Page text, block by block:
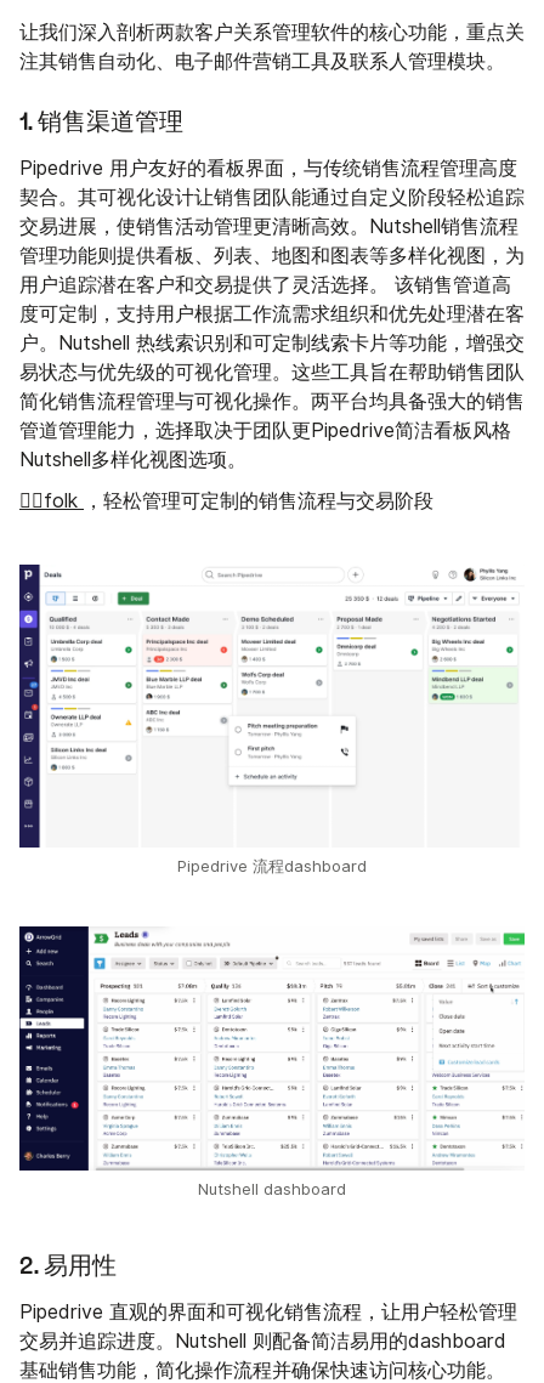
让我们深入剖析两款客户关系管理软件的核心功能，重点关
注其销售自动化、电子邮件营销工具及联系人管理模块。
1. 销售渠道管理
Pipedrive 用户友好的看板界面，与传统销售流程管理高度
契合。其可视化设计让销售团队能通过自定义阶段轻松追踪
交易进展，使销售活动管理更清晰高效。Nutshell销售流程
管理功能则提供看板、列表、地图和图表等多样化视图，为
用户追踪潜在客户和交易提供了灵活选择。 该销售管道高
度可定制，支持用户根据工作流需求组织和优先处理潜在客
户。Nutshell 热线索识别和可定制线索卡片等功能，增强交
易状态与优先级的可视化管理。这些工具旨在帮助销售团队
简化销售流程管理与可视化操作。两平台均具备强大的销售
管道管理能力，选择取决于团队更Pipedrive简洁看板风格
Nutshell多样化视图选项。
👉🏼folk
，轻松管理可定制的销售流程与交易阶段
Pipedrive 流程dashboard
Nutshell dashboard
2. 易用性
Pipedrive 直观的界面和可视化销售流程，让用户轻松管理
交易并追踪进度。Nutshell 则配备简洁易用的dashboard
基础销售功能，简化操作流程并确保快速访问核心功能。